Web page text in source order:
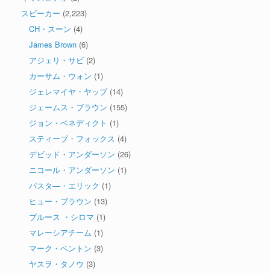
スピーカー (2,223)
CH・スーン (4)
James Brown (6)
アジェリ・サビ (2)
カーサム・ウォン (1)
ジェレマイヤ・ヤップ(14)
ジェームス・ブラウン (155)
ジョン・ベネディクト (1)
スティーブ・フォックス (4)
デビッド・アンダーソン (26)
ニコール・アンダーソン (1)
パスタ―・エリック (1)
ヒュー・ブラウン (13)
ブルース ・シロマ (1)
マレーシアチーム (1)
マーク・ベントン (3)
ヤスヲ・タノウ (3)